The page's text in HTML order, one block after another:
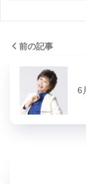
前の記事
6